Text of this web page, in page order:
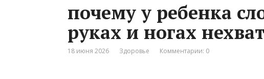
почему у ребенка
руках и ногах
18 июня 2026 Здоровье Комментарии: 0